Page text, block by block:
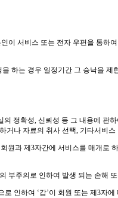
이 서비스 또는 전자 우편을 통하
하는 경우 일정기간 그 승낙을 제
의 정확성, 신뢰성 등 그 내용에 관
거나 자료의 취사 선택, 기타서비스
원과 제 3자간에 서비스를 매개로
부주의로 인하여 발생 되는 손해
로 인하여 ‘갑’이 회원 또는 제 3자에